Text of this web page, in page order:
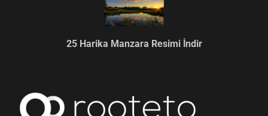
25 Harika Manzara Resimi İndir